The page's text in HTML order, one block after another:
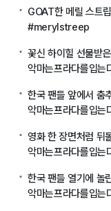
GOAT한 메릴 스트
#merylstreep
꽃신 하이힐 선물
악마는프라다를입는
한국 팬들 앞에서 춤
악마는프라다를입는
영화 한 장면처럼 뒤
악마는프라다를입는
한국 팬들 열기에 놀
악마는프라다를입는